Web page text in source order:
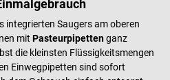
integrierten Saugers am oberen
mit Pasteurpipettenganz
die kleinsten Flüssigkeitsmengen
Einwegpipetten sind sofort